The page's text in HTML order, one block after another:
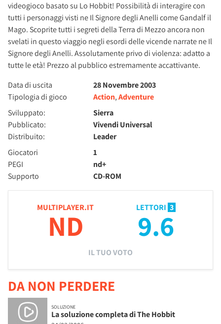
videogioco basato su Lo Hobbit! Possibilità di interagire con
tutti i personaggi visti ne Il Signore degli Anelli come Gandalf il
Mago. Scoprite tutti i segreti della Terra di Mezzo ancora non
svelati in questo viaggio negli esordi delle vicende narrate ne Il
Signore degli Anelli. Assolutamente privo di violenza: adatto a
tutte le età! Prezzo al pubblico estremamente accattivante.
Data di uscita
28 Novembre 2003
Tipologia di gioco
Action,Adventure
Sviluppato:
Sierra
Pubblicato:
Vivendi Universal
Distribuito:
Leader
Giocatori
1
PEGI
nd+
Supporto
CD-ROM
MULTIPLAYER.IT
ND
LETTORI 3
9.6
IL TUO VOTO
DA NON PERDERE
SOLUZIONE
La soluzione completa di The Hobbit